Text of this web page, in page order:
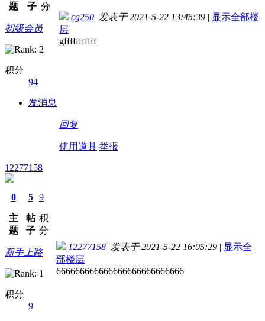
题
子 分
初级会员
积分
94
发消息
cg250 发表于 2021-5-22 13:45:39 | 显示全部楼
层
gfffffffffff
回复
使用道具 举报
12277158
0
主
题
5
帖
子
9
积
分
新手上路
积分
9
12277158 发表于 2021-5-22 16:05:29 | 显示全
部楼层
666666666666666666666666666